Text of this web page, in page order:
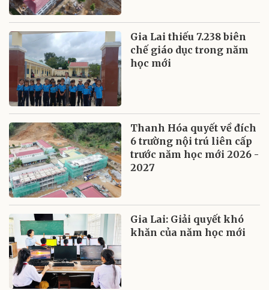
Gia Lai thiếu 7.238 biên
chế giáo dục trong năm
học mới
Thanh Hóa quyết về đích
6 trường nội trú liên cấp
trước năm học mới 2026 -
2027
Gia Lai: Giải quyết khó
khăn của năm học mới